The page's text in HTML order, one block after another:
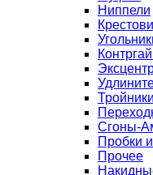
Ниппели
Тройники
Сгоны-
Пробки
Прочее